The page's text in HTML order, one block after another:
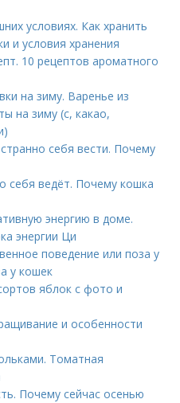
условиях. Как хранить
и условия хранения
10 рецептов ароматного
на зиму. Варенье из
на зиму (с, какао,
себя вести. Почему
себя ведёт. Почему кошка
энергию в доме.
энергии Ци
поведение или поза у
у кошек
яблок с фото и
и особенности
Томатная
Почему сейчас осенью